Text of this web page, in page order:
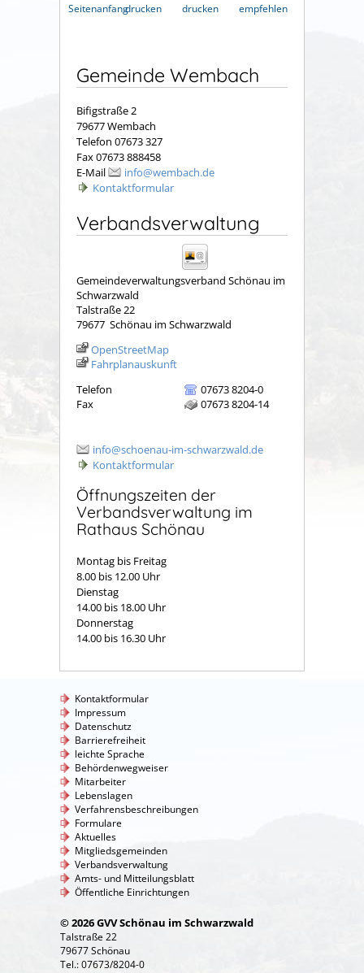
Seitenanfangdrucken
drucken
empfehlen
Gemeinde Wembach
Bifigstraße 2
79677 Wembach
Telefon 07673 327
Fax 07673 888458
E-Mail
info@wembach.de
Kontaktformular
Verbandsverwaltung
Gemeindeverwaltungsverband Schönau im
Schwarzwald
Talstraße 22
79677 Schönau im Schwarzwald
OpenStreetMap
Fahrplanauskunft
Telefon
07673 8204-0
Fax
07673 8204-14
info@schoenau-im-schwarzwald.de
Kontaktformular
Öffnungszeiten der
Verbandsverwaltung im
Rathaus Schönau
Montag bis Freitag
8.00 bis 12.00 Uhr
Dienstag
14.00 bis 18.00 Uhr
Donnerstag
14.00 bis 16.30 Uhr
Kontaktformular
Impressum
Datenschutz
Barrierefreiheit
leichte Sprache
Behördenwegweiser
Mitarbeiter
Lebenslagen
Verfahrensbeschreibungen
Formulare
Aktuelles
Mitgliedsgemeinden
Verbandsverwaltung
Amts- und Mitteilungsblatt
Öffentliche Einrichtungen
© 2026 GVV Schönau im Schwarzwald
Talstraße 22
79677 Schönau
Tel.: 07673/8204-0